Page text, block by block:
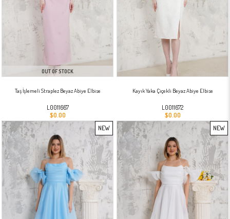
OUT OF STOCK
Taş İşlemeli Straplez Beyaz Abiye Elbise
L0011667
$0.00
Kayık Yaka Çiçekli Beyaz Abiye Elbise
L0011672
$0.00
NEW
ITEM
NEW
ITEM